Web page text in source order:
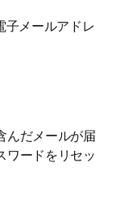
子メールアドレ
んだメールが届
ワードをリセッ